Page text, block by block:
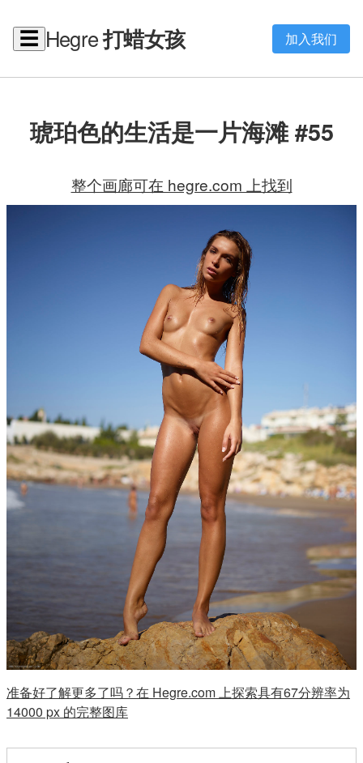
☰ Hegre打蜡女孩 加入我们
琥珀色的生活是一片海滩 #55
整个画廊可在 hegre.com 上找到
准备好了解更多了吗？在 Hegre.com 上探索具有67分辨率为
14000 px 的完整图库